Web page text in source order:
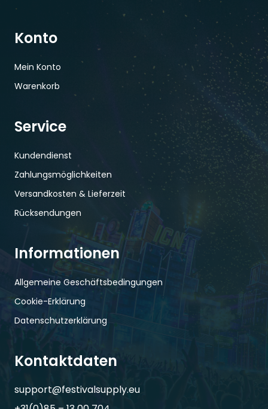
Konto
Mein Konto
Warenkorb
Service
Kundendienst
Zahlungsmöglichkeiten
Versandkosten & Lieferzeit
Rücksendungen
Informationen
Allgemeine Geschäftsbedingungen
Cookie-Erklärung
Datenschutzerklärung
Kontaktdaten
support@festivalsupply.eu